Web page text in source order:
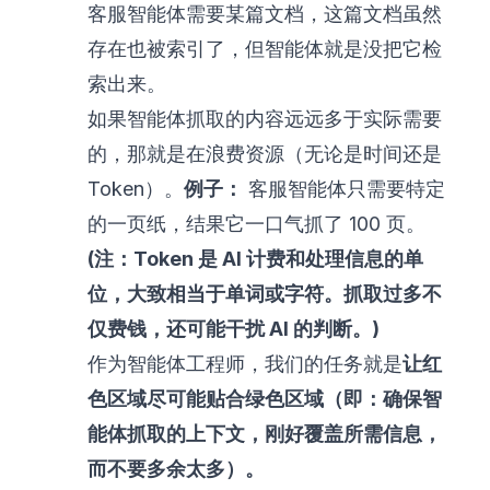
客服智能体需要某篇文档，这篇文档虽然
存在也被索引了，但智能体就是没把它检
索出来。
如果智能体抓取的内容远远多于实际需要
的，那就是在浪费资源（无论是时间还是
Token）。 例子： 客服智能体只需要特定
的一页纸，结果它一口气抓了 100 页。
(注：Token 是 AI 计费和处理信息的单
位，大致相当于单词或字符。抓取过多不
仅费钱，还可能干扰 AI 的判断。)
作为智能体工程师，我们的任务就是让红
色区域尽可能贴合绿色区域（即：确保智
能体抓取的上下文，刚好覆盖所需信息，
而不要多余太多）。